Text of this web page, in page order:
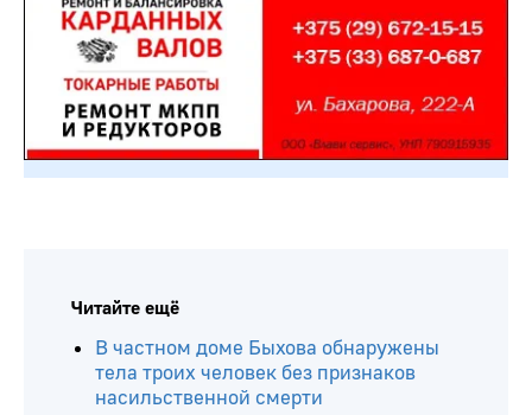
Читайте ещё
В частном доме Быхова обнаружены
тела троих человек без признаков
насильственной смерти